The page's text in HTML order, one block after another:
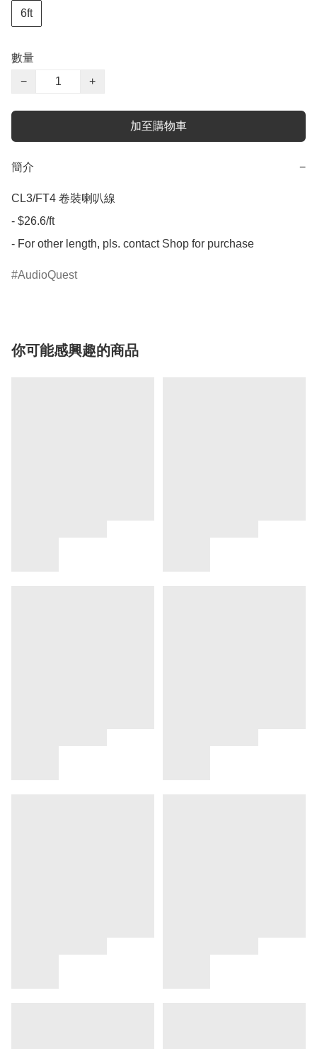
6ft
數量
−
+
加至購物車
簡介 −
CL3/FT4 卷裝喇叭線
- $26.6/ft
- For other length, pls. contact Shop for purchase
AudioQuest
你可能感興趣的商品